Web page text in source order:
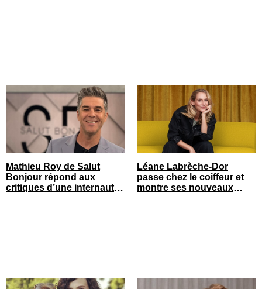
Mathieu Roy de Salut
Bonjour répond aux
critiques d’une internaute
Léane Labrèche-Dor
passe chez le coiffeur et
montre ses nouveaux